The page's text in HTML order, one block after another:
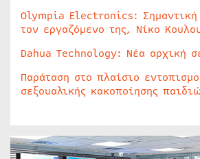
Olympia Electronics: Σημαντική
τον εργαζόμενο της, Νίκο
Dahua Technology: Νέα αρχική
Παράταση στο πλαίσιο
σεξουαλικής κακοποίησης